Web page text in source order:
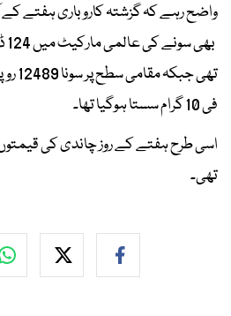
واضح رہے کہ گزشتہ کاروباری ہفتے
فی 10 گرام سستا ہوگیا تھا۔
اسی طرح ہفتے کے روز چاندی کی
تھی۔